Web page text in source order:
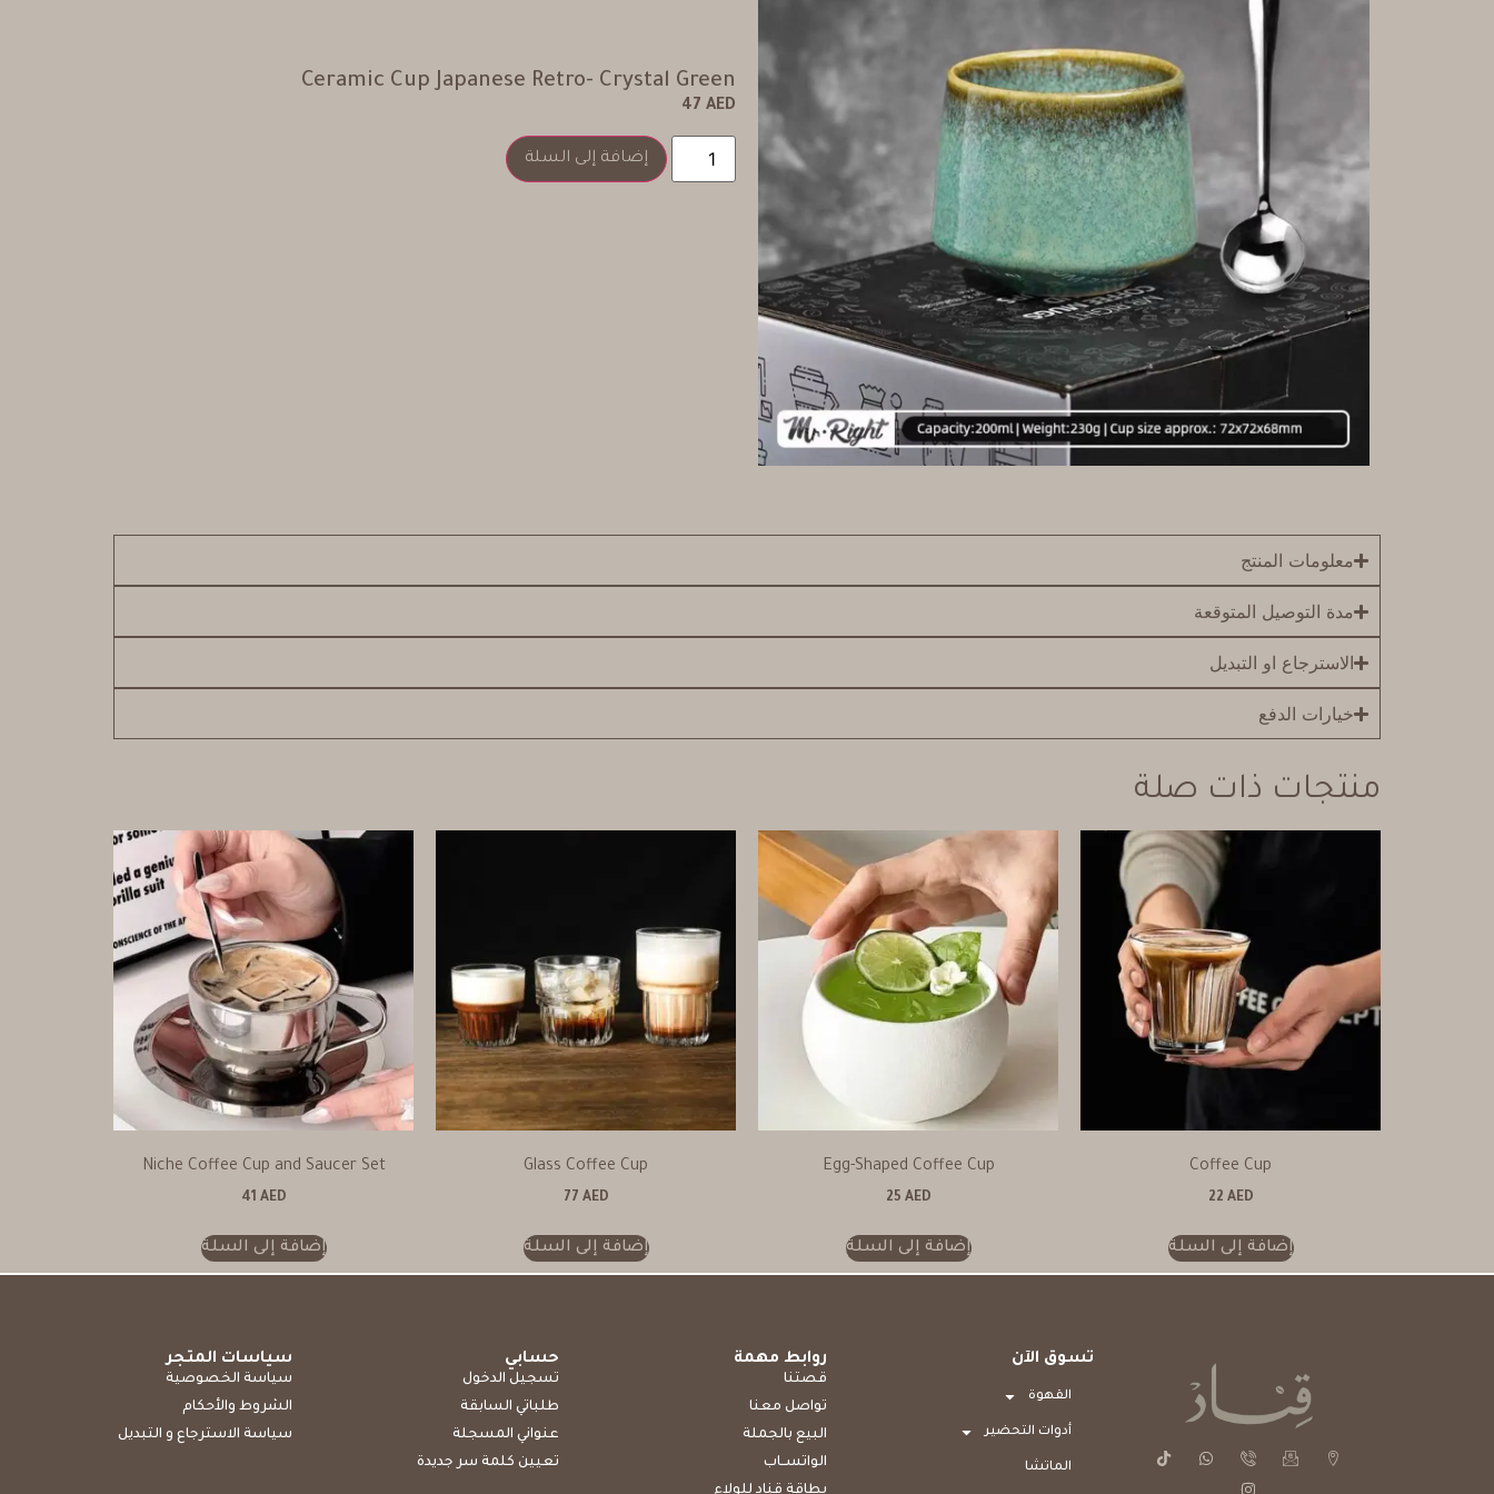
Ceramic Cup Japanese Retro- Crystal Green
47 AED
إضافة إلى السلة
معلومات المنتج
مدة التوصيل المتوقعة
الاسترجاع او التبديل
خيارات الدفع
منتجات ذات صلة
Coffee Cup
22 AED
إضافة إلى السلة
Egg-Shaped Coffee Cup
25 AED
إضافة إلى السلة
Glass Coffee Cup
77 AED
إضافة إلى السلة
Niche Coffee Cup and Saucer Set
41 AED
إضافة إلى السلة
تسوق الآن
القهوة
أدوات التحضير
الماتشا
روابط مهمة
قصتنا
تواصل معنا
البيع بالجملة
الواتســاب
بطاقة قناد للولاء
حسابي
تسجيل الدخول
طلباتي السابقة
عنواني المسجلة
تعيين كلمة سر جديدة
سياسات المتجر
سياسة الخصوصية
الشروط والأحكام
سياسة الاسترجاع و التبديل